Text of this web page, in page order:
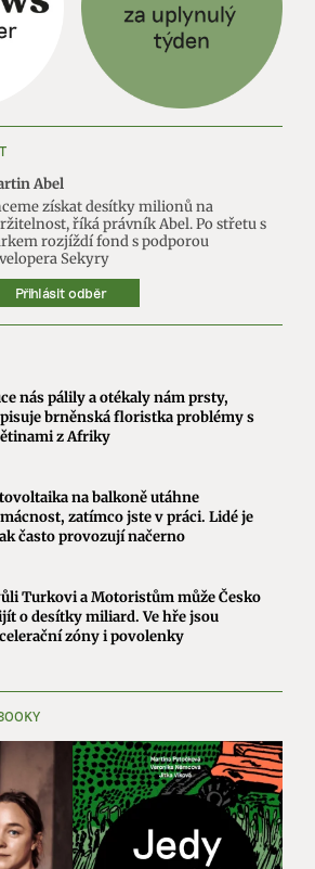
Abel
získat desítky milionů na
říká právník Abel. Po střetu s
rozjíždí fond s podporou
Sekyry
Přihlásit odběr
nás pálily a otékaly nám prsty,
brněnská floristka problémy s
z Afriky
na balkoně utáhne
zatímco jste v práci. Lidé je
často provozují načerno
Turkovi a Motoristům může Česko
o desítky miliard. Ve hře jsou
zóny i povolenky